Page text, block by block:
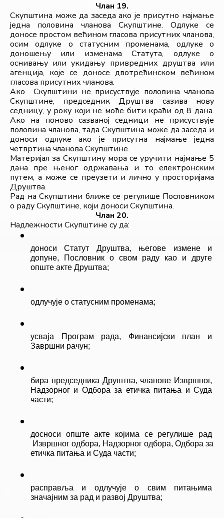
Члан 19.
Скупштина може да заседа ако је присутно најмање
једна половина чланова Скупштине. Одлуке се
доносе простом већином гласова присутних чланова,
осим одлуке о статусним променама, одлуке о
доношењу или изменама Статута, одлуке о
оснивању или укидању привредних друштва или
агенција, које се доносе двотрећинском већином
гласова присутних чланова.
Ако  Скупштини не присуствује половина чланова
Скупштине, председник Друштва сазива нову
седницу, у року који не моће бити краћи од 8 дана.
Ако на поново сазваној седници не присуствује
половина чланова, тада Скупштина може да заседа и
доноси одлуке ако је присутна најмање једна
четвртина чланова Скупштине.
Материјал за Скупштину мора се уручити најмање 5
дана пре њеног одржавања и то електронским
путем, а може се преузети и лично у просторијама
Друштва.
Рад на Скупштини ближе се регулише Пословником
о раду Скупштине, који доноси Скупштина.
Члан 20.
Надлежности Скупштине су да:
доноси Статут Друштва, његове измене и
допуне, Пословник о свом раду као и друге
опште акте Друштва;
одлучује о статусним променама;
усваја Програм рада, Финансијски план и
Завршни рачун;
бира председника Друштва, чланове Извршног,
Надзорног и Одбора за етичка питања и Суда
части;
досноси опште акте којима се регулише рад
Извршног одбора, Надзорног одбора, Одбора за
етичка питања и Суда части;
расправља и одлучује о свим питањима
значајним за рад и развој Друштва;